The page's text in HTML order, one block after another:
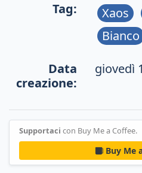
Tag:
Xaos
Bianco
Data
creazione:
giovedì
Supportaci con Buy Me a Coffee.
Buy Me